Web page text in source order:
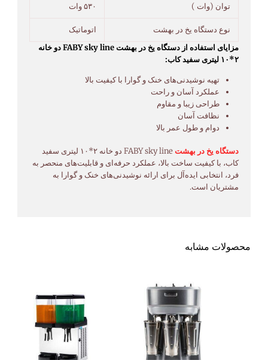
توان (وات ) ۵۳۰ وات
نوع دستگاه یخ در بهشت
اتوماتیک
مزایای استفاده از دستگاه یخ در بهشت FABY sky line دو خانه
۲*۱۰ لیتری سفید کاب:
تهیه نوشیدنی‌های خنک و گوارا با کیفیت بالا
عملکرد آسان و راحت
طراحی زیبا و مقاوم
نظافت آسان
دوام و طول عمر بالا
دستگاه یخ در بهشت
FABY sky line دو خانه ۲*۱۰ لیتری سفید
کاب، با کیفیت ساخت بالا، عملکرد حرفه‌ای و قابلیت‌های منحصر به
فرد، انتخابی ایده‌آل برای ارائه نوشیدنی‌های خنک و گوارا به
مشتریان است.
محصولات مشابه